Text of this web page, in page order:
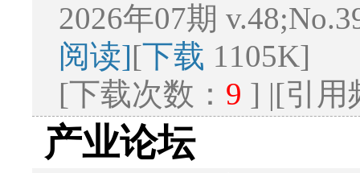
2026年07期
阅读][下载 1105K]
[下载次数： 9 ] |[引用
产业论坛